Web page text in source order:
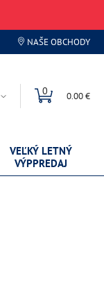
NAŠE OBCHODY
0 0.00 €
VEĽKÝ LETNÝ
VÝPPREDAJ